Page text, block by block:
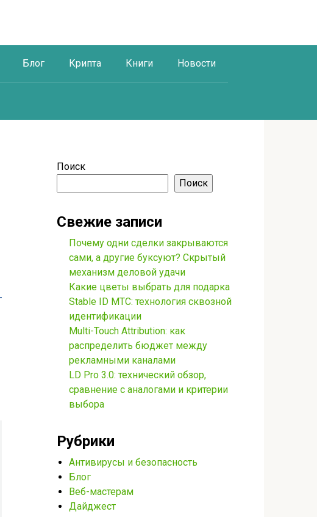
Блог Крипта Книги Новости
Поиск
Поиск
Свежие записи
Почему одни сделки закрываются
сами, а другие буксуют? Скрытый
механизм деловой удачи
Какие цветы выбрать для подарка
Stable ID МТС: технология сквозной
идентификации
Multi-Touch Attribution: как
распределить бюджет между
рекламными каналами
LD Pro 3.0: технический обзор,
сравнение с аналогами и критерии
выбора
Рубрики
Антивирусы и безопасность
Блог
Веб-мастерам
Дайджест